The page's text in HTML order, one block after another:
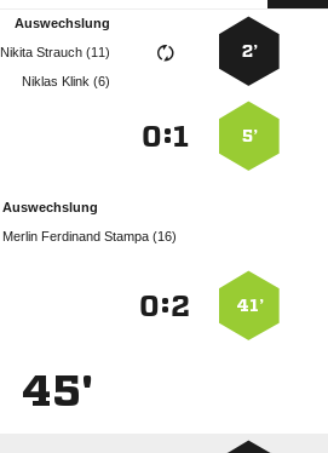
2’
Auswechslung
  
  
5’
:
Auswechslung
   
41’
:
45'